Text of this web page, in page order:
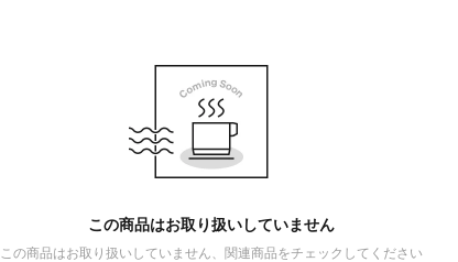
この商品はお取り扱いしていません
この商品はお取り扱いしていません、関連商品をチェックしてください